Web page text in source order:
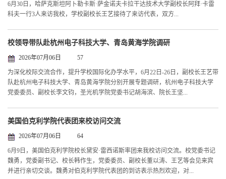
6月30日，哈萨克斯坦阿卜勒卡斯·萨金诺夫卡拉干达技术大学副校长阿拜·卡雷
科夫一行3人来访我校，学校副校长王艺接待了来访代表，双方...
校领导带队赴杭州电子科技大学、青岛黄海学院调研
2026年07月06日 57
为深化校际交流合作，提升学校国际化办学水平，6月22日-26日，副校长王艺带
队赴杭州电子科技大学、青岛黄海学院分别开展专题调研，杭州电子科技大学
党委委员、副校长李文钧，圣光机学院党委书记胡海滨、院长王坚...
美国伯克利学院代表团来校访问交流
2026年07月06日 64
6月9日，美国伯克利学院校长黛安·雷西诺斯率团来我校访问交流。校党委书记
魏勇，党委副书记、校长韩作生，党委委员、副校长董以涛、王艺等会见来宾
并进行亲切交谈。魏勇对伯克利学院代表团的到访表示热烈欢迎，对...